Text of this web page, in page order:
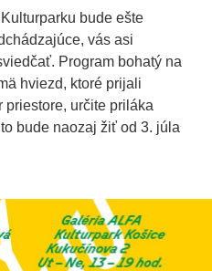
bude ešte
vás asi
Program bohatý na
hviezd, ktoré prijali
určite priláka
bude naozaj žiť od 3. júla